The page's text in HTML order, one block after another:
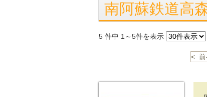
南阿蘇鉄道高
5 件中 1～5件を表示
< 前